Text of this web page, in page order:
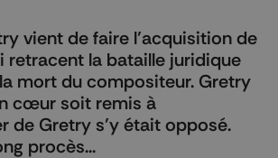
vient de faire l’acquisition de
retracent la bataille juridique
mort du compositeur. Gretry
cœur soit remis à
de Gretry s’y était opposé.
procès...